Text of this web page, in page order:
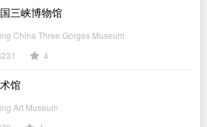
三峡博物馆
China Three Gorges Museum
4
馆
Art Museum